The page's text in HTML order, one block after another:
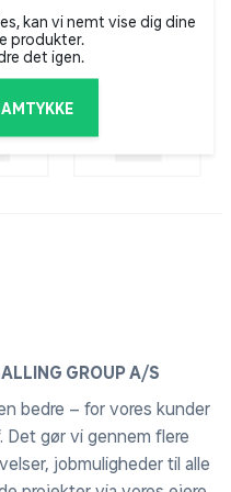
en kerne af 4 cm.
egenskaber har en
antibakterielle
kendt for at være
at trykke på
søvnen
kan vi nemt vise dig dine
produkter.
det igen.
GROUP A/S
bedre – for vores kunder
Det gør vi gennem flere
jobmuligheder til alle